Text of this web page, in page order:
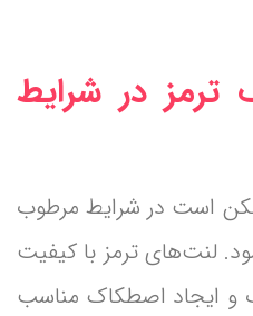
ترمز در شرایط
است در شرایط مرطوب
لنت‌های ترمز با کیفیت
و ایجاد اصطکاک مناسب